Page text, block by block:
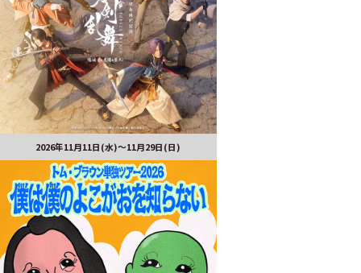
2026年11月11日(水)～11月29日(日)